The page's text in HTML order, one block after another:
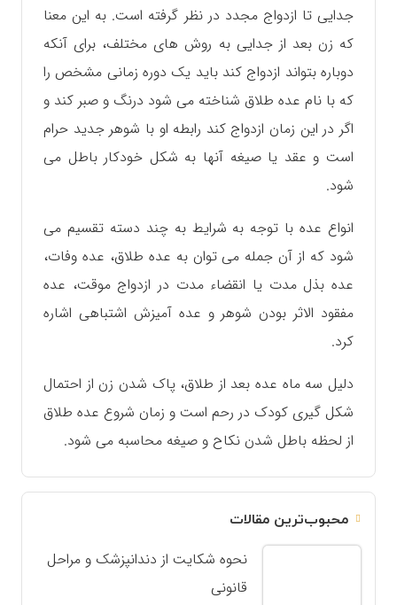
جدایی تا ازدواج مجدد در نظر گرفته است. به این معنا
که زن بعد از جدایی به روش های مختلف، برای آنکه
دوباره بتواند ازدواج کند باید یک دوره زمانی مشخص را
که با نام عده طلاق شناخته می شود درنگ و صبر کند و
اگر در این زمان ازدواج کند رابطه او با شوهر جدید حرام
است و عقد یا صیغه آنها به شکل خودکار باطل می
شود.
انواع عده با توجه به شرایط به چند دسته تقسیم می
شود که از آن جمله می توان به عده طلاق، عده وفات،
عده بذل مدت یا انقضاء مدت در ازدواج موقت، عده
مفقود الاثر بودن شوهر و عده آمیزش اشتباهی اشاره
کرد.
دلیل سه ماه عده بعد از طلاق، پاک شدن زن از احتمال
شکل گیری کودک در رحم است و زمان شروع عده طلاق
از لحظه باطل شدن نکاح و صیغه محاسبه می شود.
محبوب‌ترین مقالات
نحوه شکایت از دندانپزشک و مراحل
قانونی